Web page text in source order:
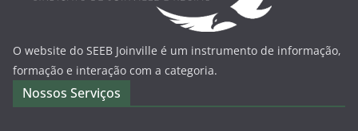
O website do SEEB Joinville é um instrumento de informação,
formação e interação com a categoria.
Nossos Serviços